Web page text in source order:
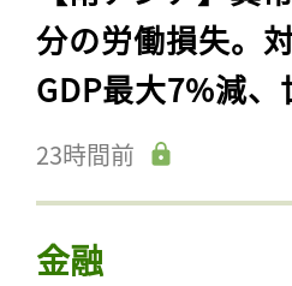
分の労働損失。
GDP最大7%減、
23時間前
金融